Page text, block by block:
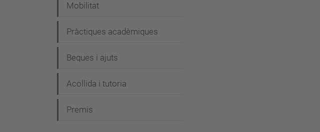
Mobilitat
Pràctiques acadèmiques
Beques i ajuts
Acollida i tutoria
Premis